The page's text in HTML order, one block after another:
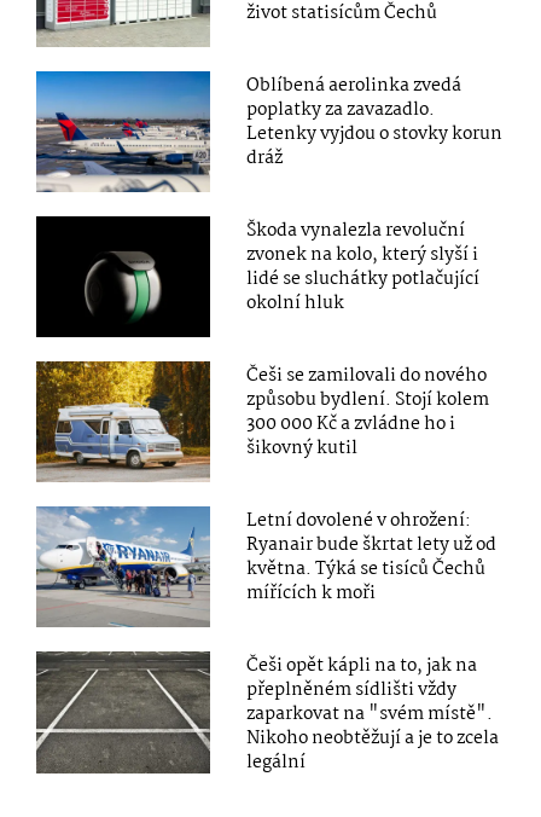
život statisícům Čechů
Oblíbená aerolinka zvedá
poplatky za zavazadlo.
Letenky vyjdou o stovky korun
dráž
Škoda vynalezla revoluční
zvonek na kolo, který slyší i
lidé se sluchátky potlačující
okolní hluk
Češi se zamilovali do nového
způsobu bydlení. Stojí kolem
300 000 Kč a zvládne ho i
šikovný kutil
Letní dovolené v ohrožení:
Ryanair bude škrtat lety už od
května. Týká se tisíců Čechů
mířících k moři
Češi opět kápli na to, jak na
přeplněném sídlišti vždy
zaparkovat na "svém místě".
Nikoho neobtěžují a je to zcela
legální